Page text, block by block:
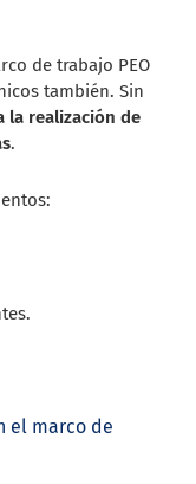
de trabajo PEO
también. Sin
la realización de
.
el marco de